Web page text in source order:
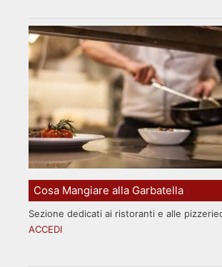
Cosa Mangiare alla Garbatella
Sezione dedicati ai ristoranti e alle
ACCEDI